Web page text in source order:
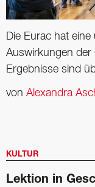
Die Eurac hat
Auswirkungen der
Ergebnisse sind
von Alexandra
KULTUR
Lektion in